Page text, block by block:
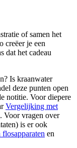
of samen het
creëer je een
dat het cadeau
Is kraanwater
deze punten open
notitie. Voor diepere
Vergelijking met
. Voor vragen over
is er ook
en